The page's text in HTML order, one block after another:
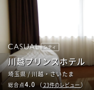
シティ
川越プリンスホテル
埼玉県 / 川越・さいたま
総合点4.0（23件のレビュー）